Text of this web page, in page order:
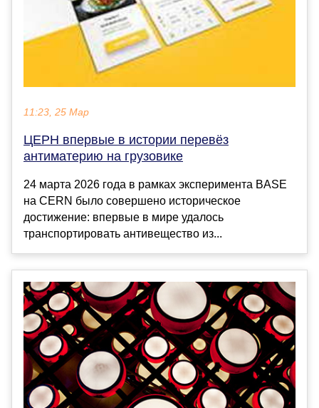
11:23, 25 Мар
ЦЕРН впервые в истории перевёз
антиматерию на грузовике
24 марта 2026 года в рамках эксперимента BASE
на CERN было совершено историческое
достижение: впервые в мире удалось
транспортировать антивещество из...